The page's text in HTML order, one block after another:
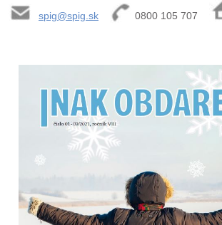
spig@spig.sk 0800 105 707